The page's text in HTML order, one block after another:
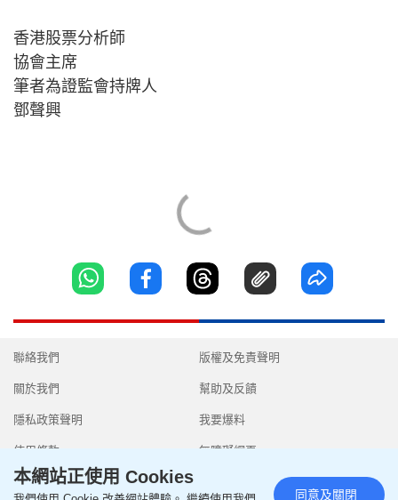
香港股票分析師
協會主席
筆者為證監會持牌人
鄧聲興
聯絡我們
關於我們
隱私政策聲明
使用條款
版權及免責聲明
幫助及反饋
我要爆料
無障礙網頁
本網站正使用 Cookies
同意及關閉